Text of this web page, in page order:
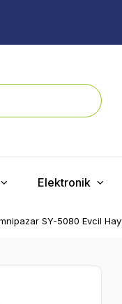
Elektronik
SY-5080 Evcil